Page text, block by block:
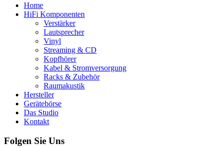
Home
HiFi Komponenten
Verstärker
Lautsprecher
Vinyl
Streaming & CD
Kopfhörer
Kabel & Stromversorgung
Racks & Zubehör
Raumakustik
Hersteller
Gerätebörse
Das Studio
Kontakt
Folgen Sie Uns